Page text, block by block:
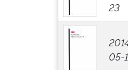
23
05-